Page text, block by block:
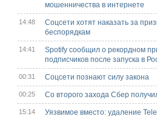
мошенничества в интернете
14:48
Соцсети хотят наказать за
беспорядкам
14:41
Spotify сообщил о рекордном
подписчиков после запуска в
00:31 Соцсети познают силу закона
00:25 Со второго захода Сбер
15:14
Уязвимое вместо: удаление